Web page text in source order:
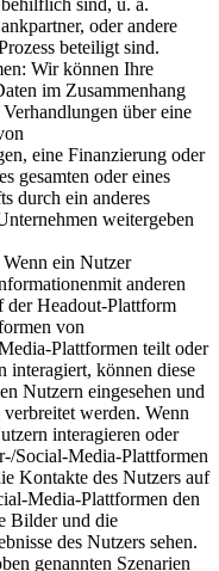
oder andere
beteiligt sind.
Wir können Ihre
im Zusammenhang
über eine
eine Finanzierung oder
gesamten oder eines
durch ein anderes
weitergeben
ein Nutzer
anderen
Headout-Plattform
von
Plattformen teilt oder
interagiert, können diese
Nutzern eingesehen und
werden. Wenn
interagieren oder
Social-Media-Plattformen
Kontakte des Nutzers auf
Media-Plattformen den
Bilder und die
des Nutzers sehen.
genannten Szenarien